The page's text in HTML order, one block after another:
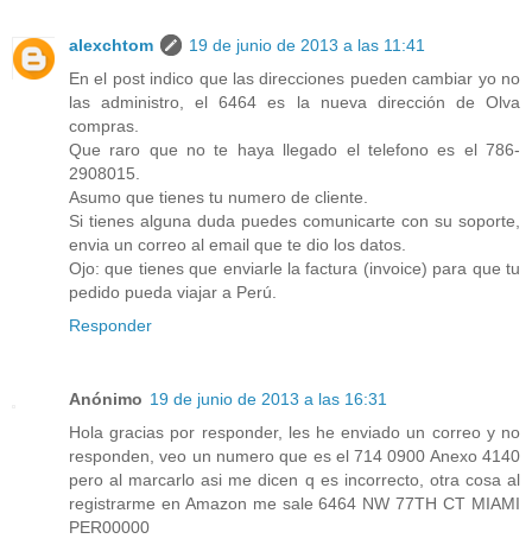
alexchtom
19 de junio de 2013 a las 11:41
En el post indico que las direcciones pueden cambiar yo no
las administro, el 6464 es la nueva dirección de Olva
compras.
Que raro que no te haya llegado el telefono es el 786-
2908015.
Asumo que tienes tu numero de cliente.
Si tienes alguna duda puedes comunicarte con su soporte,
envia un correo al email que te dio los datos.
Ojo: que tienes que enviarle la factura (invoice) para que tu
pedido pueda viajar a Perú.
Responder
Anónimo 19 de junio de 2013 a las 16:31
Hola gracias por responder, les he enviado un correo y no
responden, veo un numero que es el 714 0900 Anexo 4140
pero al marcarlo asi me dicen q es incorrecto, otra cosa al
registrarme en Amazon me sale 6464 NW 77TH CT MIAMI
PER00000